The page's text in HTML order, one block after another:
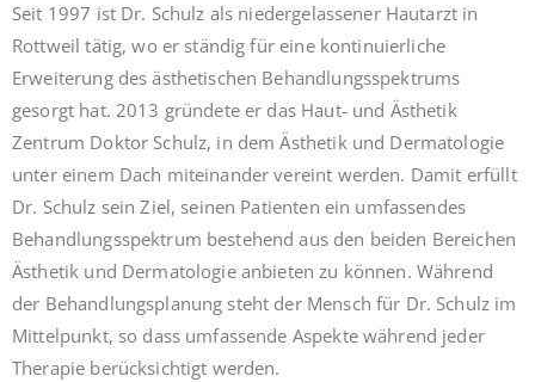
Seit 1997 ist Dr. Schulz als niedergelassener Hautarzt in
Rottweil tätig, wo er ständig für eine kontinuierliche
Erweiterung des ästhetischen Behandlungsspektrums
gesorgt hat. 2013 gründete er das Haut- und Ästhetik
Zentrum Doktor Schulz, in dem Ästhetik und Dermatologie
unter einem Dach miteinander vereint werden. Damit erfüllt
Dr. Schulz sein Ziel, seinen Patienten ein umfassendes
Behandlungsspektrum bestehend aus den beiden Bereichen
Ästhetik und Dermatologie anbieten zu können. Während
der Behandlungsplanung steht der Mensch für Dr. Schulz im
Mittelpunkt, so dass umfassende Aspekte während jeder
Therapie berücksichtigt werden.